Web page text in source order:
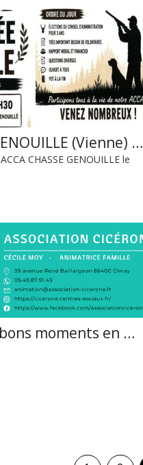
(Vienne) …
CHASSE GENOUILLE le
bons moments en …